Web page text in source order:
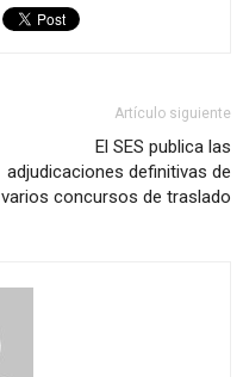
Artículo siguiente
El SES publica las
adjudicaciones definitivas de
varios concursos de traslado